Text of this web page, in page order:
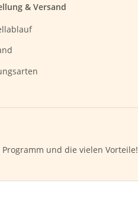
& Versand
und die vielen Vorteile!